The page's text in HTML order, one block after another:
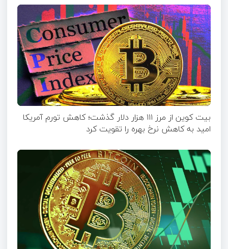
بیت کوین از مرز ۱۱۱ هزار دلار گذشت؛ کاهش تورم آمریکا
امید به کاهش نرخ بهره را تقویت کرد